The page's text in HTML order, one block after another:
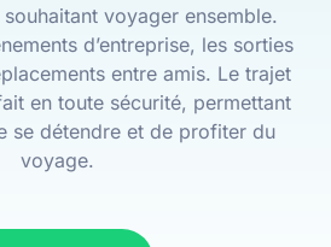
voyager ensemble.
d’entreprise, les sorties
entre amis. Le trajet
en toute sécurité, permettant
se détendre et de profiter du
voyage.